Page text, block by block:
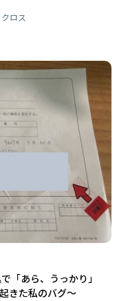
ロス
「あら、うっかり」
きた私のバグ～